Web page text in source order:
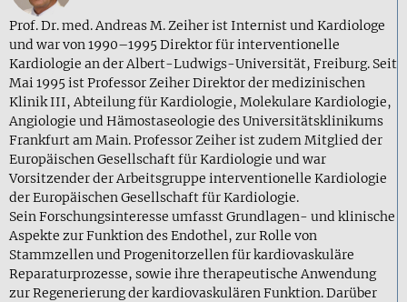
Prof. Dr. med. Andreas M. Zeiher ist Internist und Kardiologe
und war von 1990–1995 Direktor für interventionelle
Kardiologie an der Albert-Ludwigs-Universität, Freiburg. Seit
Mai 1995 ist Professor Zeiher Direktor der medizinischen
Klinik III, Abteilung für Kardiologie, Molekulare Kardiologie,
Angiologie und Hämostaseologie des Universitätsklinikums
Frankfurt am Main. Professor Zeiher ist zudem Mitglied der
Europäischen Gesellschaft für Kardiologie und war
Vorsitzender der Arbeitsgruppe interventionelle Kardiologie
der Europäischen Gesellschaft für Kardiologie.
Sein Forschungsinteresse umfasst Grundlagen- und klinische
Aspekte zur Funktion des Endothel, zur Rolle von
Stammzellen und Progenitorzellen für kardiovaskuläre
Reparaturprozesse, sowie ihre therapeutische Anwendung
zur Regenerierung der kardiovaskulären Funktion. Darüber